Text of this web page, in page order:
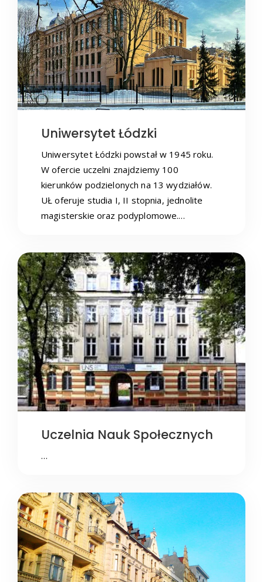
Uniwersytet Łódzki
Uniwersytet Łódzki powstał w 1945 roku.
W ofercie uczelni znajdziemy 100
kierunków podzielonych na 13 wydziałów.
UŁ oferuje studia I, II stopnia, jednolite
magisterskie oraz podyplomowe.…
Uczelnia Nauk Społecznych
…